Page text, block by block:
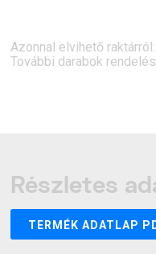
Azonnal elvihető
További darabok
Részletes
TERMÉK ADATLAP